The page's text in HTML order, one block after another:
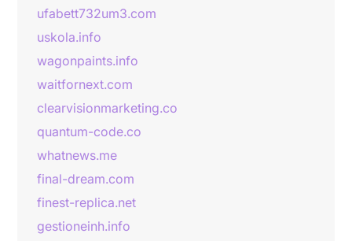
ufabett732um3.com
uskola.info
wagonpaints.info
waitfornext.com
clearvisionmarketing.co
quantum-code.co
whatnews.me
final-dream.com
finest-replica.net
gestioneinh.info